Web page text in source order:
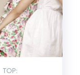
TOP: